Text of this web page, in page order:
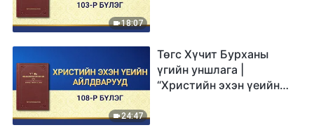
18:07
24:47
Төгс Хүчит Бурханы
үгийн уншлага |
“Христийн эхэн үеийн